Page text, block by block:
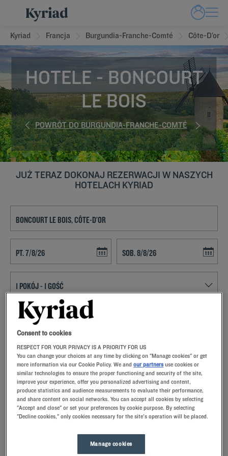
Kyriad Francja Burgundia-Franche-Comté Côte-D’or
HOTELE - BONCOURT
LE BOIS
POWRÓT DO BURGUNDIA-FRANCHE-COMTÉ
JUŻ TERAZ DOKONAJ REZERWACJI W NASZYCH
HOTELACH KYRIAD
ZNAJDŹ HOTEL
VPlanują Państwo pobyt w Boncourt Le Bois i poszukują hotelu?
Kyriad oferuje komfortowe pokoje i dobrą kuchnię w najlepszej cenie!
Nasze hotele w Boncourt Le Bois.Po przyjeździe nasi
pracownicy przywitają Cię uśmiechem oraz małymi, ale
troskliwymi gestami.Odkryjesz wyjątkowy komfort naszej
Consent to cookies
RESPECT FOR YOUR PRIVACY IS A PRIORITY FOR US
You can change your choices at any time by clicking on "Manage cookies" or get
more information via our Cookie Policy. We andour partners use cookies or
similar technologies to ensure the proper functioning and security of the site,
improve your experience, offer you personalized advertising and content,
produce statistics and audience measurements to evaluate their performance,
and share content on social networks. You can accept all cookies by selecting
"Accept and close" or set your preferences by cookie purpose. By selecting
"Decline cookies," only cookies necessary for the site's operation will be placed.
Manage cookies